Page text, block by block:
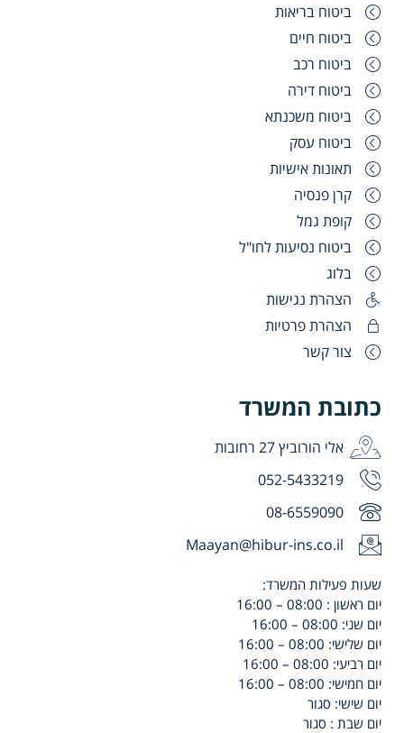
ביטוח בריאות
ביטוח חיים
ביטוח רכב
ביטוח דירה
ביטוח משכנתא
ביטוח עסק
תאונות אישיות
קרן פנסיה
קופת גמל
ביטוח נסיעות לחו"ל
בלוג
הצהרת נגישות
הצהרת פרטיות
צור קשר
כתובת המשרד
אלי הורוביץ 27 רחובות
052-5433219
08-6559090
Maayan@hibur-ins.co.il
שעות פעילות המשרד:
יום ראשון : 08:00 – 16:00
יום שני: 08:00 – 16:00
יום שלישי: 08:00 – 16:00
יום רביעי: 08:00 – 16:00
יום חמישי: 08:00 – 16:00
יום שישי: סגור
יום שבת : סגור